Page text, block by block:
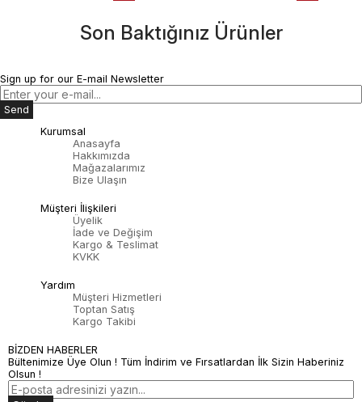
Son Baktığınız Ürünler
Sign up for our E-mail Newsletter
Send
Kurumsal
Anasayfa
Hakkımızda
Mağazalarımız
Bize Ulaşın
Müşteri İlişkileri
Üyelik
İade ve Değişim
Kargo & Teslimat
KVKK
Yardım
Müşteri Hizmetleri
Toptan Satış
Kargo Takibi
BİZDEN HABERLER
Bültenimize Üye Olun ! Tüm İndirim ve Fırsatlardan İlk Sizin Haberiniz
Olsun !